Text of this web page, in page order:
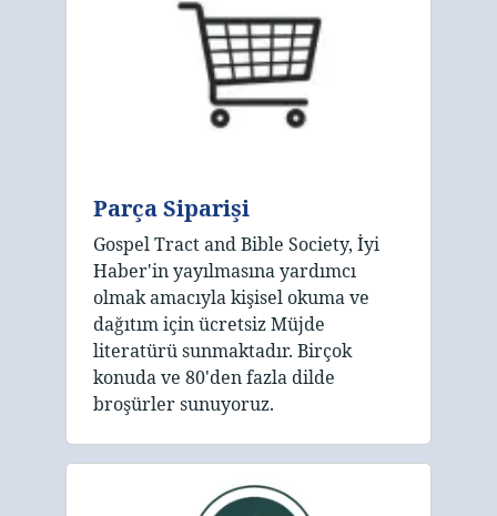
Parça Siparişi
Gospel Tract and Bible Society, İyi
Haber'in yayılmasına yardımcı
olmak amacıyla kişisel okuma ve
dağıtım için ücretsiz Müjde
literatürü sunmaktadır. Birçok
konuda ve 80'den fazla dilde
broşürler sunuyoruz.